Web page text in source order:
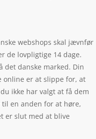
webshops skal jævnfør
de lovpligtige 14 dage.
det danske marked. Din
online er at slippe for, at
ikke har valgt at få dem
en anden for at høre,
er slut med at blive